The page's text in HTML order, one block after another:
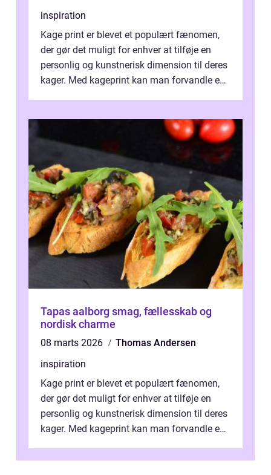
inspiration
Kage print er blevet et populært fænomen,
der gør det muligt for enhver at tilføje en
personlig og kunstnerisk dimension til deres
kager. Med kageprint kan man forvandle en
Tapas aalborg smag, fællesskab og
nordisk charme
08 marts 2026
Thomas Andersen
inspiration
Kage print er blevet et populært fænomen,
der gør det muligt for enhver at tilføje en
personlig og kunstnerisk dimension til deres
kager. Med kageprint kan man forvandle en